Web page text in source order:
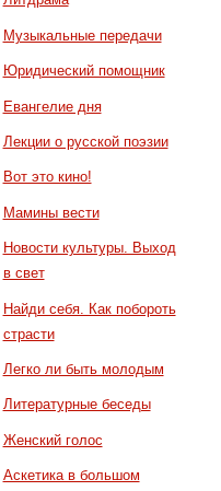
Музыкальные передачи
Юридический помощник
Евангелие дня
Лекции о русской поэзии
Вот это кино!
Мамины вести
Новости культуры. Выход
в свет
Найди себя. Как побороть
страсти
Легко ли быть молодым
Литературные беседы
Женский голос
Аскетика в большом